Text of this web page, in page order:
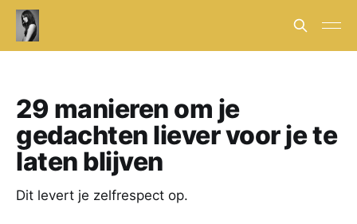
29 manieren om je
gedachten liever voor je te
laten blijven
Dit levert je zelfrespect op.